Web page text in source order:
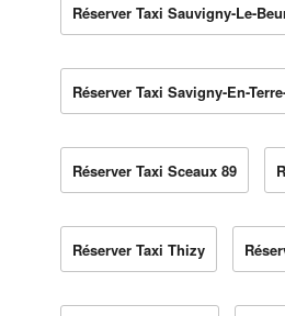
Réserver Taxi Sauvigny-Le-
Réserver Taxi Savigny-En-
Réserver Taxi Sceaux 89
Réserver Taxi Thizy